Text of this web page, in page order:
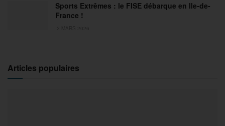
Sports Extrêmes : le FISE débarque en Ile-de-
France !
Articles populaires